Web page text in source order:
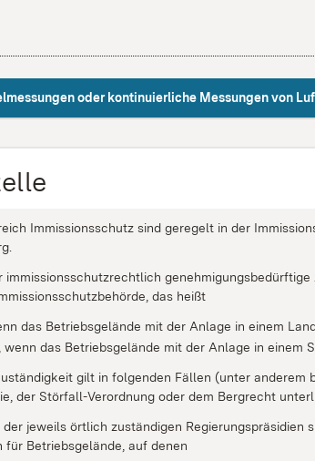
oder kontinuierliche Messungen von
Immissionsschutz sind geregelt in der
immissionsschutzrechtlich
das heißt
das Betriebsgelände mit der Anlage in einem
das Betriebsgelände mit der Anlage in einem
gilt in folgenden Fällen (unter anderem
der Störfall-Verordnung oder dem Bergrecht
jeweils örtlich zuständigen Regierungspräsidien
für Betriebsgelände, auf denen